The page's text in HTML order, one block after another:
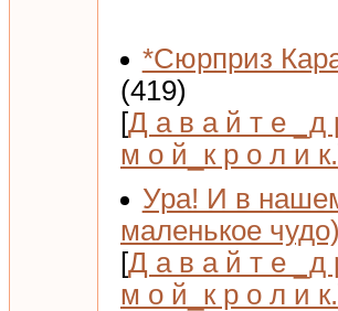
*Сюрприз
(419)
[Д а в а й т е _д
м о й_к р о л и к.
Ура! И в
маленькое
[Д а в а й т е _д
м о й_к р о л и к.